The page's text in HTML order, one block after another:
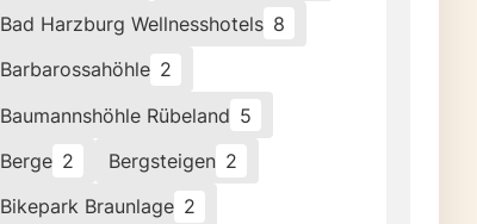
Bad Harzburg Wellnesshotels 8
Barbarossahöhle 2
Baumannshöhle Rübeland 5
Berge 2 Bergsteigen 2
Bikepark Braunlage 2